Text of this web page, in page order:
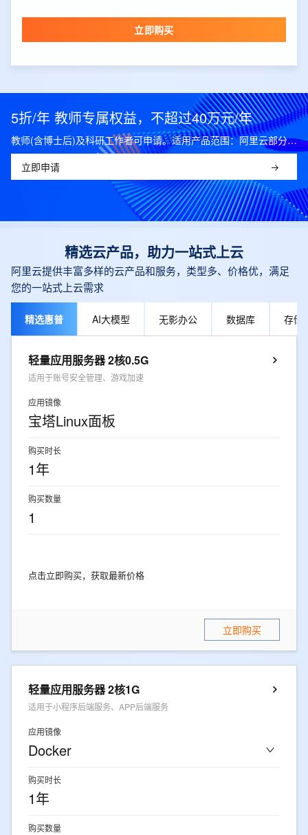
立即购买
5折/年 教师专属权益，不超过40万元/年
教师(含博士后)及科研工作者可申请。适用产品范围：阿里云部分公共云产品，可开科研发票。
立即申请
精选云产品，助力一站式上云
阿里云提供丰富多样的云产品和服务，类型多、价格优，满足
您的一站式上云需求
精选惠普 AI大模型 无影办公 数据库 存储
轻量应用服务器 2核0.5G
适用于账号安全管理、游戏加速
应用镜像
宝塔Linux面板
购买时长
1年
购买数量
1
点击立即购买，获取最新价格
立即购买
轻量应用服务器 2核1G
适用于小程序后端服务、APP后端服务
应用镜像
Docker
购买时长
1年
购买数量